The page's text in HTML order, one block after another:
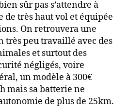
sûr pas s’attendre à
très haut vol et équipée
On retrouvera une
très peu travaillé avec des
et surtout des
négligés, voire
un modèle à 300€
mais sa batterie ne
de plus de 25km.